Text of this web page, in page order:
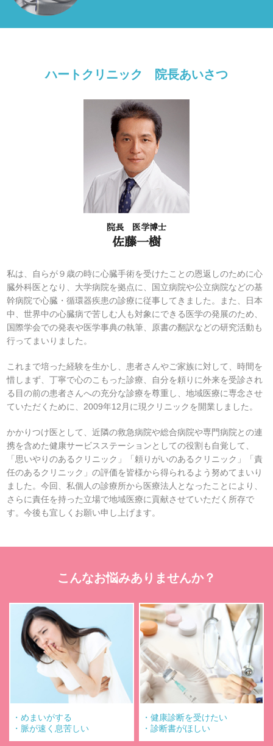
ハートクリニック 院長あいさつ
院長 医学博士
佐藤一樹
私は、自らが９歳の時に心臓手術を受けたことの恩返しのために心
臓外科医となり、大学病院を拠点に、国立病院や公立病院などの基
幹病院で心臓・循環器疾患の診療に従事してきました。また、日本
中、世界中の心臓病で苦しむ人も対象にできる医学の発展のため、
国際学会での発表や医学事典の執筆、原書の翻訳などの研究活動も
行ってまいりました。
これまで培った経験を生かし、患者さんやご家族に対して、時間を
惜しまず、丁寧で心のこもった診療、自分を頼りに外来を受診され
る目の前の患者さんへの充分な診療を尊重し、地域医療に専念させ
ていただくために、2009年12月に現クリニックを開業しました。
かかりつけ医として、近隣の救急病院や総合病院や専門病院との連
携を含めた健康サービスステーションとしての役割も自覚して、
「思いやりのあるクリニック」「頼りがいのあるクリニック」「責
任のあるクリニック」の評価を皆様から得られるよう努めてまいり
ました。今回、私個人の診療所から医療法人となったことにより、
さらに責任を持った立場で地域医療に貢献させていただく所存で
す。今後も宜しくお願い申し上げます。
こんなお悩みありませんか？
・めまいがする
・脈が速く息苦しい
Alt：お悩み
・健康診断を受けたい
・診断書がほしい